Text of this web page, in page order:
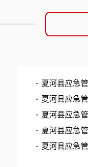
夏河县应急
夏河县应急
夏河县应急
夏河县应急
夏河县应急